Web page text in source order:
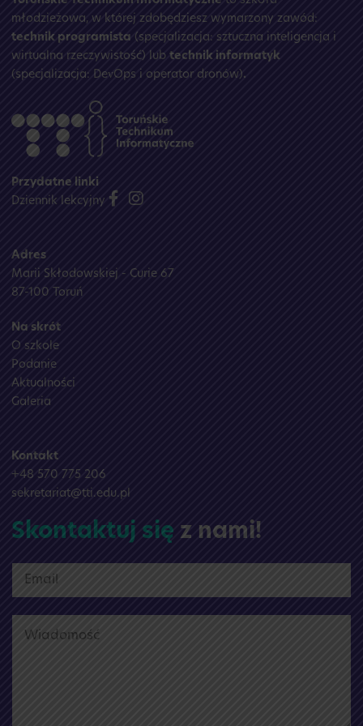
młodzieżowa, w której zdobędziesz wymarzony zawód:
technik programista (specjalizacja: sztuczna inteligencja i
wirtualna rzeczywistość) lub technik informatyk
(specjalizacja: DevOps i operator dronów).
Przydatne linki
Dziennik lekcyjny
Adres
Marii Skłodowskiej - Curie 67
87-100 Toruń
Na skrót
O szkole
Podanie
Aktualności
Galeria
Kontakt
+48 570 775 206
sekretariat@tti.edu.pl
Skontaktuj się z nami!